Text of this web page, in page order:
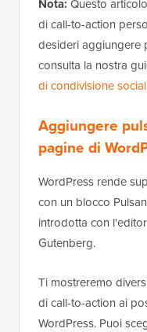
Nota: Questo
di call-to-action
desideri aggiungere
consulta la nostra
di condivisione
Aggiungere
pagine di
WordPress rende
con un blocco
introdotta con
Gutenberg.
Ti mostreremo
di call-to-action ai
WordPress. Puoi